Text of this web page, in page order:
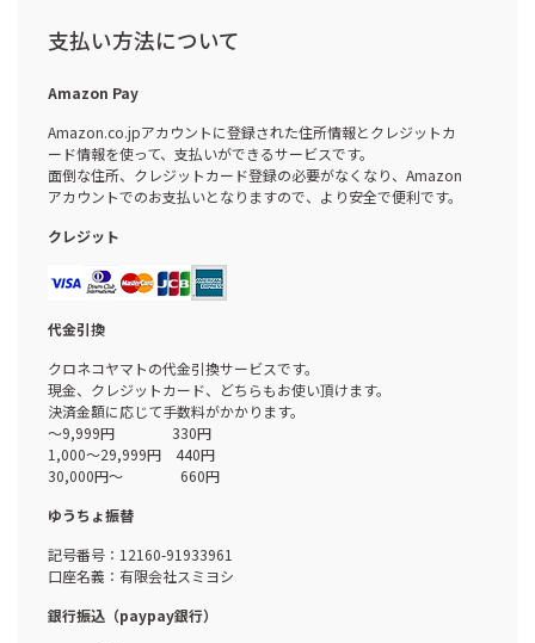
支払い方法について
Amazon Pay
Amazon.co.jpアカウントに登録された住所情報とクレジットカ
ード情報を使って、支払いができるサービスです。
面倒な住所、クレジットカード登録の必要がなくなり、Amazon
アカウントでのお支払いとなりますので、より安全で便利です。
クレジット
代金引換
クロネコヤマトの代金引換サービスです。
現金、クレジットカード、どちらもお使い頂けます。
決済金額に応じて手数料がかかります。
～9,999円 330円
1,000～29,999円 440円
30,000円～ 660円
ゆうちょ振替
記号番号：12160-91933961
口座名義：有限会社スミヨシ
銀行振込（paypay銀行）